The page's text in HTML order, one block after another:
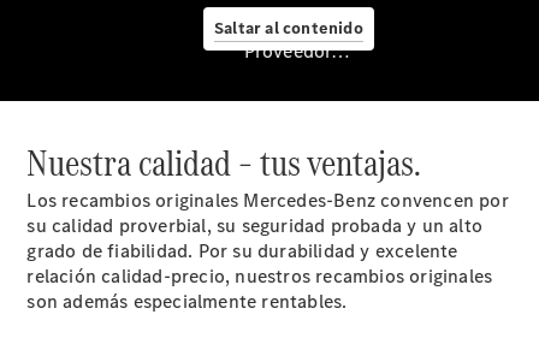
Saltar al contenido
Servicio
posventa y
Proveedor/Protección de datos
Nuestra calidad – tus ventajas.
Los recambios originales Mercedes-Benz convencen por
su calidad proverbial, su seguridad probada y un alto
grado de fiabilidad. Por su durabilidad y excelente
relación calidad-precio, nuestros recambios originales
son además especialmente rentables.